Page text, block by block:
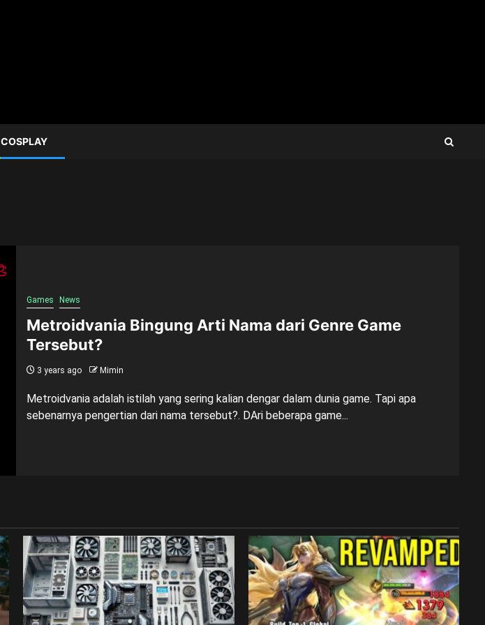
COSPLAY
Games News
Metroidvania Bingung Arti Nama dari Genre Game
Tersebut?
3 years ago Mimin
Metroidvania adalah istilah yang sering kalian dengar dalam dunia game. Tapi apa
sebenarnya pengertian dari nama tersebut?. DAri beberapa game...